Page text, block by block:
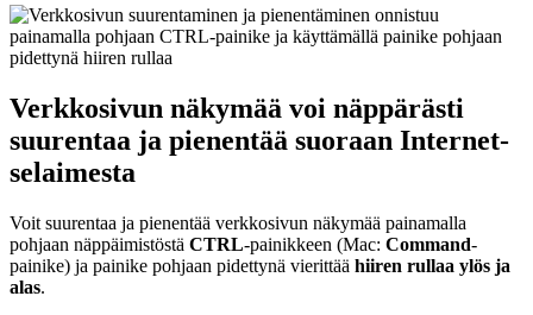
Verkkosivun näkymää voi näppärästi
suurentaa ja pienentää suoraan Internet-
selaimesta
Voit suurentaa ja pienentää verkkosivun näkymää painamalla
pohjaan näppäimistöstä CTRL-painikkeen (Mac: Command-
painike) ja painike pohjaan pidettynä vierittää hiiren rullaa ylös ja
alas.